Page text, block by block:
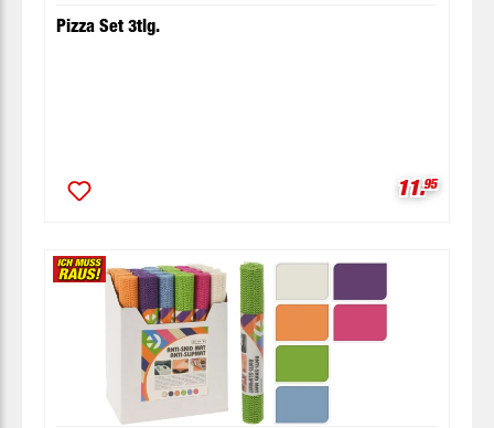
Pizza Set 3tlg.
11.95